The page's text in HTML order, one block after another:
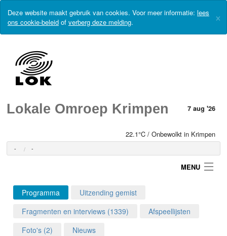
Deze website maakt gebruik van cookies. Voor meer informatie: lees
ons cookie-beleid of verberg deze melding. ×
Lokale Omroep Krimpen 7 aug '26
22.1°C / Onbewolkt in Krimpen
- -
MENU
Login
Home
Programma
Uitzending gemist
Fragmenten en interviews (1339)
Afspeellijsten
Foto's (2)
Nieuws